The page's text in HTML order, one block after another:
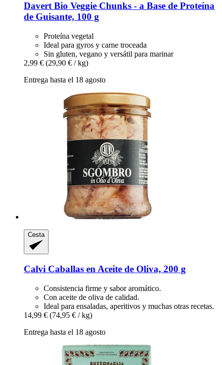
Davert Bio Veggie Chunks -​ a Base de Proteína
de Guisante, 100 g
Proteína vegetal
Ideal para gyros y carne troceada
Sin gluten, vegano y versátil para marinar
2,99 € (29,90 € / kg)
Entrega hasta el 18 agosto
Cesta
Calvi Caballas en Aceite de Oliva, 200 g
Consistencia firme y sabor aromático.
Con aceite de oliva de calidad.
Ideal para ensaladas, aperitivos y muchas otras recetas.
14,99 € (74,95 € / kg)
Entrega hasta el 18 agosto